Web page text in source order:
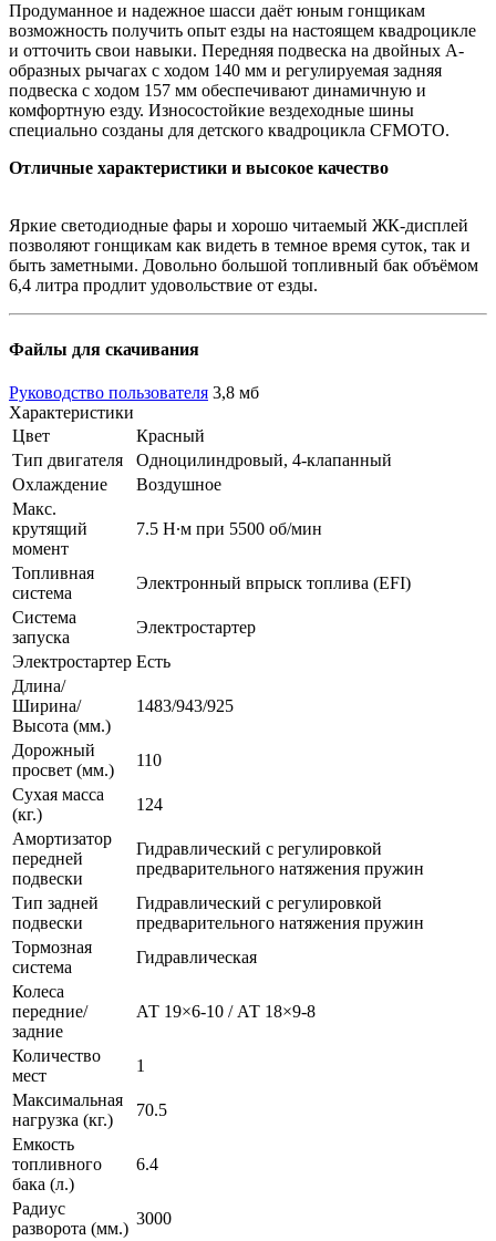
Продуманное и надежное шасси даёт юным гонщикам
возможность получить опыт езды на настоящем квадроцикле
и отточить свои навыки. Передняя подвеска на двойных А-
образных рычагах с ходом 140 мм и регулируемая задняя
подвеска с ходом 157 мм обеспечивают динамичную и
комфортную езду. Износостойкие вездеходные шины
специально созданы для детского квадроцикла CFMOTO.
Отличные характеристики и высокое качество
Яркие светодиодные фары и хорошо читаемый ЖК-дисплей
позволяют гонщикам как видеть в темное время суток, так и
быть заметными. Довольно большой топливный бак объёмом
6,4 литра продлит удовольствие от езды.
Файлы для скачивания
Руководство пользователя 3,8 мб
Характеристики
Цвет
Красный
Тип двигателя
Одноцилиндровый, 4-клапанный
Охлаждение
Воздушное
Макс.
крутящий
момент
7.5 Н∙м при 5500 об/мин
Топливная
система
Электронный впрыск топлива (EFI)
Система
запуска
Электростартер
Электростартер Есть
Длина/
Ширина/
Высота (мм.)
1483/943/925
Дорожный
просвет (мм.)
110
Сухая масса
(кг.)
124
Амортизатор
передней
подвески
Гидравлический с регулировкой
предварительного натяжения пружин
Тип задней
подвески
Гидравлический с регулировкой
предварительного натяжения пружин
Тормозная
система
Гидравлическая
Колеса
передние/
задние
АТ 19×6-10 / АТ 18×9-8
Количество
мест
1
Максимальная
нагрузка (кг.)
70.5
Емкость
топливного
бака (л.)
6.4
Радиус
разворота (мм.)
3000